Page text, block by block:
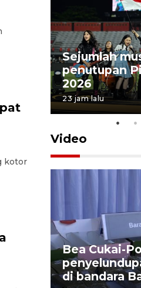
kotor
Sejumlah
penutupan
2026
23 jam lalu
Video
di
Bea Cukai-
di bandara